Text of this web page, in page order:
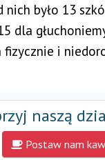
nich było 13
dla
fizycznie i
naszą
Postaw nam